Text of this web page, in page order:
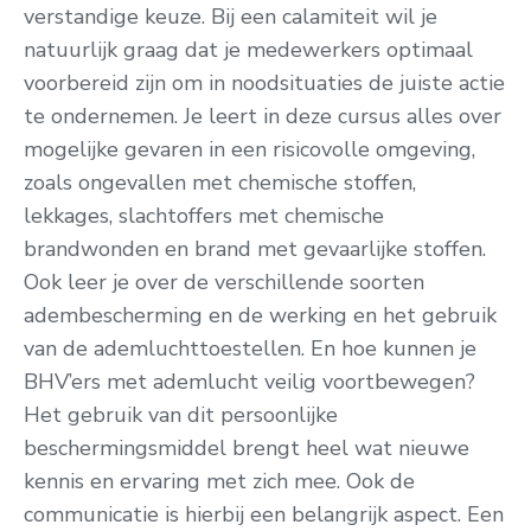
verstandige keuze. Bij een calamiteit wil je
natuurlijk graag dat je medewerkers optimaal
voorbereid zijn om in noodsituaties de juiste actie
te ondernemen. Je leert in deze cursus alles over
mogelijke gevaren in een risicovolle omgeving,
zoals ongevallen met chemische stoffen,
lekkages, slachtoffers met chemische
brandwonden en brand met gevaarlijke stoffen.
Ook leer je over de verschillende soorten
adembescherming en de werking en het gebruik
van de ademluchttoestellen. En hoe kunnen je
BHV’ers met ademlucht veilig voortbewegen?
Het gebruik van dit persoonlijke
beschermingsmiddel brengt heel wat nieuwe
kennis en ervaring met zich mee. Ook de
communicatie is hierbij een belangrijk aspect. Een